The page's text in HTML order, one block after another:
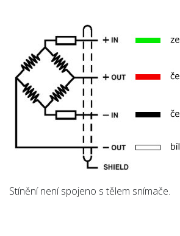
Stínění není spojeno s tělem snímače.